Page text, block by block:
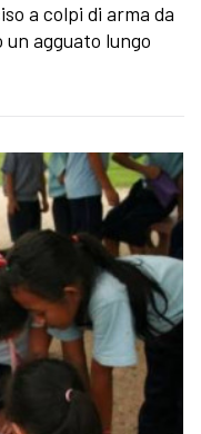
a colpi di arma da
agguato lungo